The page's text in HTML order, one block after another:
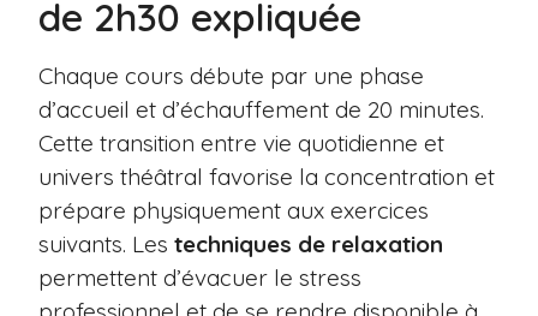
de 2h30 expliquée
Chaque cours débute par une phase
d’accueil et d’échauffement de 20 minutes.
Cette transition entre vie quotidienne et
univers théâtral favorise la concentration et
prépare physiquement aux exercices
suivants. Lestechniques de relaxation
permettent d’évacuer le stress